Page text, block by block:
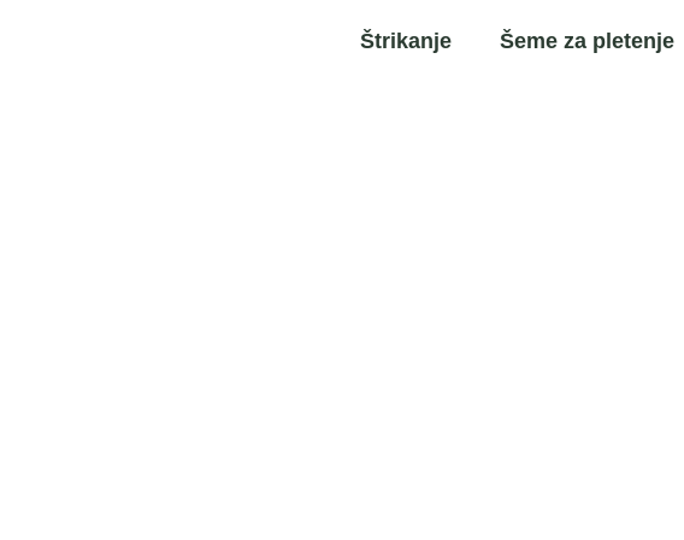
Štrikanje Šeme za pletenje